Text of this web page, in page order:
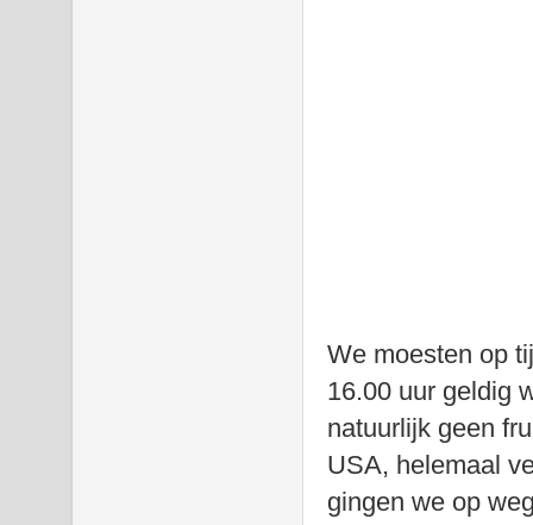
We moesten op
16.00 uur geldig
natuurlijk geen
USA, helemaal
gingen we op